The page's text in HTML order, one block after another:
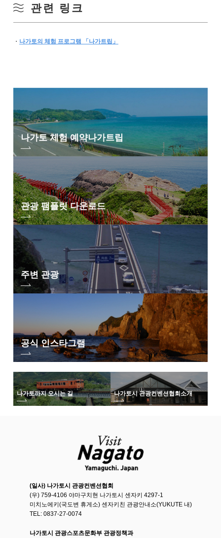
관련 링크
・ 나가토의 체험 프로그램 「나가트립」
나가토 체험 예약나가트립
관광 팸플릿 다운로드
주변 관광
공식 인스타그램
나가토까지 오시는 길 나가토시 관광컨벤션협회소개
(일사) 나가토시 관광컨벤션협회
(우) 759-4106 야마구치현 나가토시 센자키 4297-1
미치노에키(국도변 휴게소) 센자키친 관광안내소(YUKUTE 내)
TEL: 0837-27-0074
나가토시 관광스포츠문화부 관광정책과